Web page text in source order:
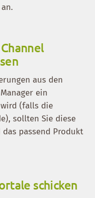
aus den
ein
(falls die
sollten Sie diese
passend Produkt
schicken